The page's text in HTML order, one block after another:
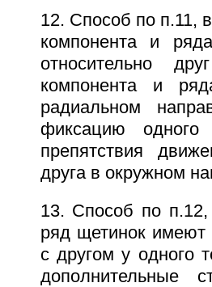
12. Способ по п.11,
компонента и
относительно
компонента и
радиальном
фиксацию
препятствия
друга в окружном
13. Способ по
ряд щетинок имеют
с другом у одного
дополнительные